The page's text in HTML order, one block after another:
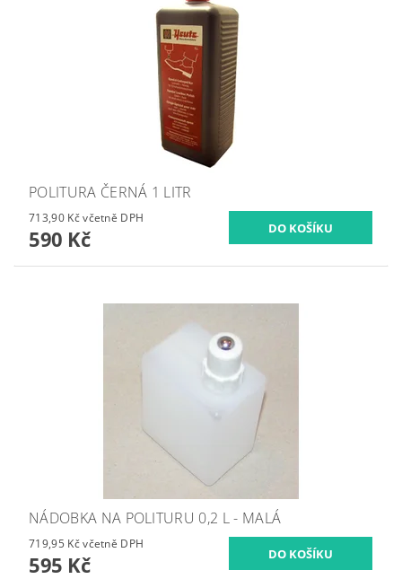
POLITURA ČERNÁ 1 LITR
713,90 Kč včetně DPH
590 Kč
NÁDOBKA NA POLITURU 0,2 L - MALÁ
719,95 Kč včetně DPH
595 Kč